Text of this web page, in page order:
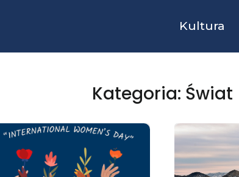
Kultura
Kategoria: Świat
StronaStronaStronaStrona